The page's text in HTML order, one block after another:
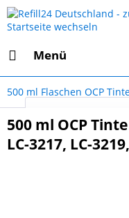
Menü
500 ml Flaschen OCP
500 ml OCP
LC-3217, LC-